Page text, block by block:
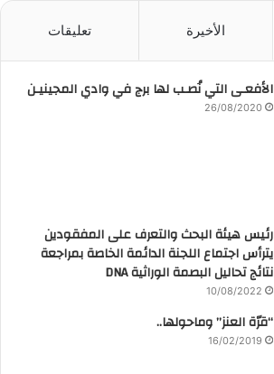
الأخيرة تعليقات
الأفعـى التي نُصـب لها برج في وادي المجينيـن
26/08/2020
رئيس هيئة البحث والتعرف على المفقودين
يترأس اجتماع اللجنة الدائمة الخاصة بمراجعة
نتائج تحاليل البصمة الوراثية DNA
10/08/2022
“قرّة العنز” وماحولها..
16/02/2019